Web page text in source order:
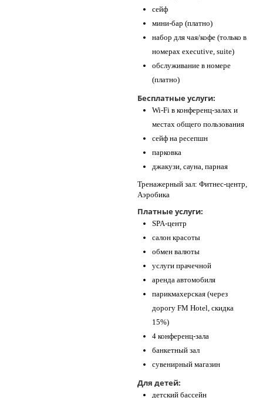
сейф
мини-бар (платно)
набор для чая/кофе (только в
номерах executive, suite)
обслуживание в номере
(платно)
Бесплатные услуги:
Wi-Fi в конференц-залах и
местах общего пользования
сейф на ресепшн
парковка
джакузи, сауна, парная
Тренажерный зал: Фитнес-центр,
Аэробика
Платные услуги:
SPA-центр
салон красоты
обмен валюты
услуги прачечной
аренда автомобиля
парикмахерская (через
дорогу FM Hotel, скидка
15%)
4 конференц-зала
банкетный зал
сувенирный магазин
Для детей:
детский бассейн